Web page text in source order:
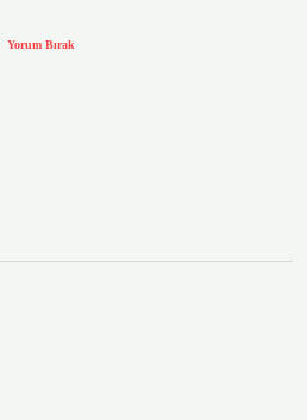
Yorum Bırak